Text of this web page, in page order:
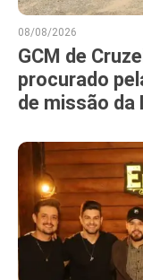
08/08/2026
GCM de
procurado
de missão da